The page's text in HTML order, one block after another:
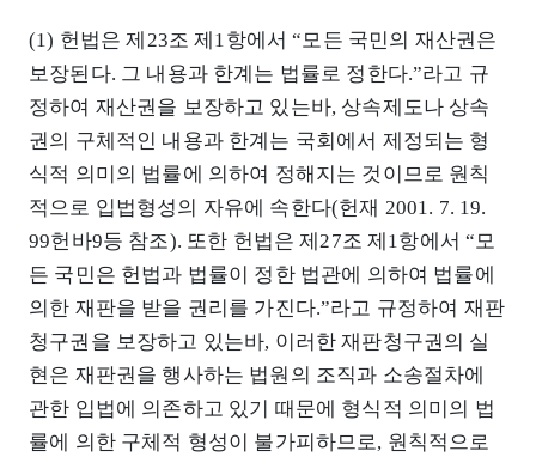
(1) 헌법은 제23조 제1항에서 “모든 국민의 재산권은
보장된다. 그 내용과 한계는 법률로 정한다.”라고 규
정하여 재산권을 보장하고 있는바, 상속제도나 상속
권의 구체적인 내용과 한계는 국회에서 제정되는 형
식적 의미의 법률에 의하여 정해지는 것이므로 원칙
적으로 입법형성의 자유에 속한다(헌재 2001. 7. 19.
99헌바9등 참조). 또한 헌법은 제27조 제1항에서 “모
든 국민은 헌법과 법률이 정한 법관에 의하여 법률에
의한 재판을 받을 권리를 가진다.”라고 규정하여 재판
청구권을 보장하고 있는바, 이러한 재판청구권의 실
현은 재판권을 행사하는 법원의 조직과 소송절차에
관한 입법에 의존하고 있기 때문에 형식적 의미의 법
률에 의한 구체적 형성이 불가피하므로, 원칙적으로